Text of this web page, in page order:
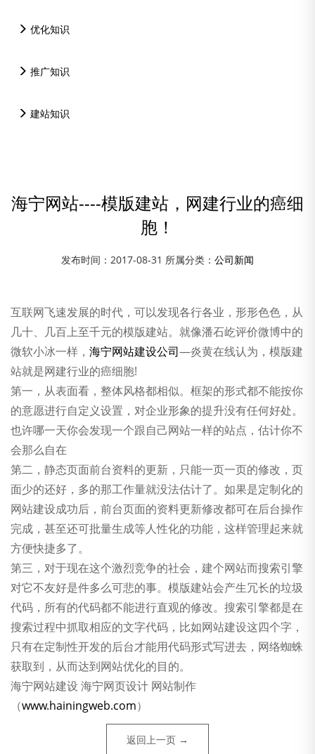
公司新闻
优化知识
推广知识
建站知识
海宁网站----模版建站，网建行业的癌细
胞！
发布时间：2017-08-31 所属分类： 公司新闻
互联网飞速发展的时代，可以发现各行各业，形形色色，从
几十、几百上至千元的模版建站。就像潘石屹评价微博中的
微软小冰一样， 海宁网站建设公司—炎黄在线认为，模版建
站就是网建行业的癌细胞!
第一，从表面看，整体风格都相似。框架的形式都不能按你
的意愿进行自定义设置，对企业形象的提升没有任何好处。
也许哪一天你会发现一个跟自己网站一样的站点，估计你不
会那么自在
第二，静态页面前台资料的更新，只能一页一页的修改，页
面少的还好，多的那工作量就没法估计了。如果是定制化的
网站建设成功后，前台页面的资料更新修改都可在后台操作
完成，甚至还可批量生成等人性化的功能，这样管理起来就
方便快捷多了。
第三，对于现在这个激烈竞争的社会，建个网站而搜索引擎
对它不友好是件多么可悲的事。模版建站会产生冗长的垃圾
代码，所有的代码都不能进行直观的修改。搜索引擎都是在
搜索过程中抓取相应的文字代码，比如网站建设这四个字，
只有在定制性开发的后台才能用代码形式写进去，网络蜘蛛
获取到，从而达到网站优化的目的。
海宁网站建设 海宁网页设计 网站制作
（www.hainingweb.com）
返回上一页 →